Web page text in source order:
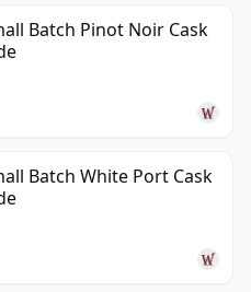
Batch Pinot Noir Cask
Batch White Port Cask